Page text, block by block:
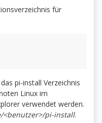
für
pi-install Verzeichnis
Linux im
verwendet werden.
<benutzer>/pi-install.